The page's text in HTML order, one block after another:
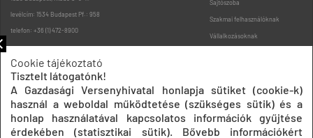
levélcím: 1534 Budapest Pf.: 958
telefon: +36 (1) 472-8900
Sajtószoba
Szakmai felhasználóknak
Vállalkozásoknak
Oldaltérkép
Cookie tájékoztató
Tisztelt látogatónk!
A Gazdasági Versenyhivatal honlapja sütiket (cookie-k)
használ a weboldal működtetése (szükséges sütik) és a
honlap használatával kapcsolatos információk gyűjtése
érdekében (statisztikai sütik). Bővebb információkért